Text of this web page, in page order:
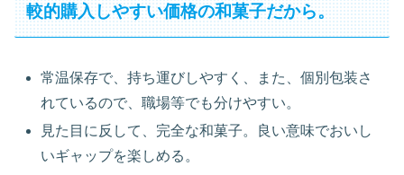
較的購入しやすい価格の和菓子だから。
常温保存で、持ち運びしやすく、また、個別包装さ
れているので、職場等でも分けやすい。
見た目に反して、完全な和菓子。良い意味でおいし
いギャップを楽しめる。